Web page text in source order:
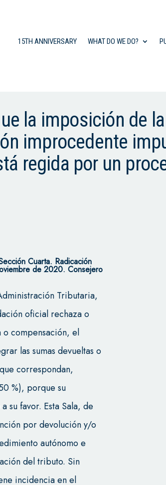
15TH ANNIVERSARY WHAT DO WE DO?
la imposición de
improcedente
regida por un
Cuarta. Radicación
de 2020. Consejero
Tributaria,
oficial rechaza o
compensación, el
las sumas devueltas o
correspondan,
%), porque su
su favor. Esta Sala, de
por devolución y/o
autónomo e
del tributo. Sin
incidencia en el